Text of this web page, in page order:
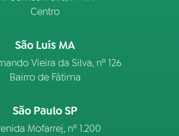
Centro
São Luís MA
Vieira da Silva, nº 126
Bairro de Fátima
São Paulo SP
Mofarrej, nº 1.200